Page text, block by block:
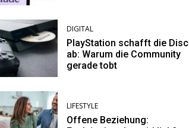
DIGITAL
PlayStation schafft die Disc
ab: Warum die Community
gerade tobt
LIFESTYLE
Offene Beziehung: